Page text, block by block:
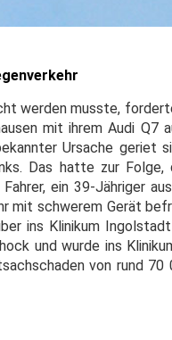
werden musste,
mit ihrem Audi Q7
Ursache geriet
Das hatte zur
ein 39-Jähriger
mit schwerem Gerät
ins Klinikum
und wurde ins
von rund 70